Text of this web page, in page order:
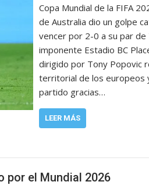
Copa Mundial de la FIFA
de Australia dio un golpe
vencer por 2-0 a su par de
imponente Estadio BC
dirigido por Tony Popovic
territorial de los europeos
partido gracias…
LEER MÁS
por el Mundial 2026